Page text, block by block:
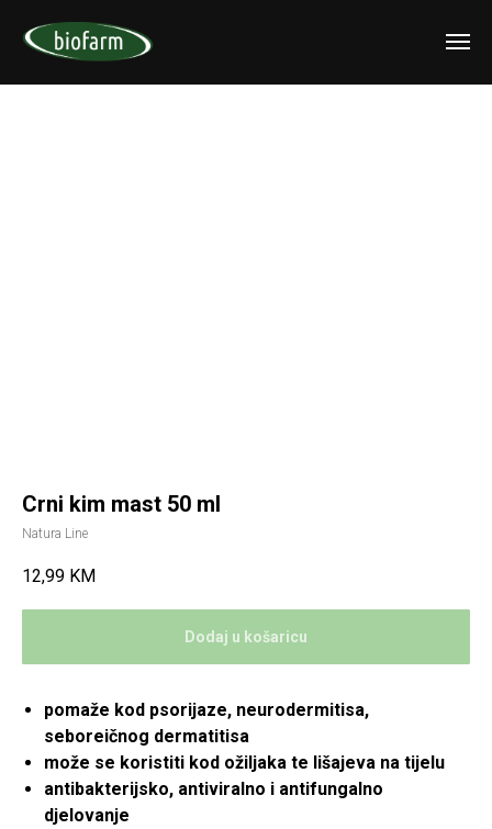
Crni kim mast 50 ml
Natura Line
12,99 KM
Dodaj u košaricu
pomaže kod psorijaze, neurodermitisa,
seboreičnog dermatitisa
može se koristiti kod ožiljaka te lišajeva na tijelu
antibakterijsko, antiviralno i antifungalno
djelovanje